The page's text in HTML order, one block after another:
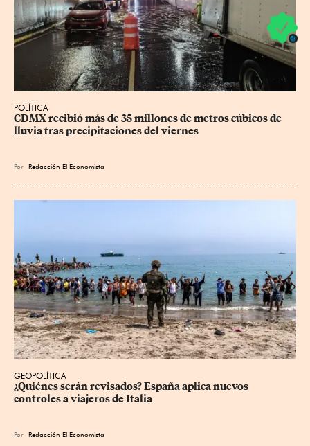
POLÍTICA
CDMX recibió más de 35 millones de metros cúbicos de
lluvia tras precipitaciones del viernes
Por Redacción El Economista
GEOPOLÍTICA
¿Quiénes serán revisados? España aplica nuevos
controles a viajeros de Italia
Por Redacción El Economista